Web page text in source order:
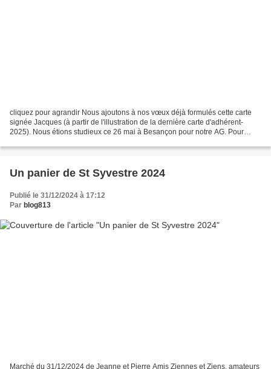
cliquez pour agrandir Nous ajoutons à nos vœux déjà formulés cette carte
signée Jacques (à partir de l'illustration de la dernière carte d'adhérent-
2025). Nous étions studieux ce 26 mai à Besançon pour notre AG. Pour
Un panier de St Syvestre 2024
Publié le 31/12/2024 à 17:12
Par blog813
Marché du 31/12/2024 de Jeanne et Pierre Amis Ziennes et Ziens, amateurs